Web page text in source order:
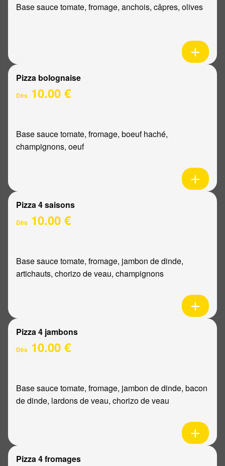
Base sauce tomate, fromage, anchois, câpres, olives
Pizza bolognaise
Dès 10.00 €
Base sauce tomate, fromage, boeuf haché,
champignons, oeuf
Pizza 4 saisons
Dès 10.00 €
Base sauce tomate, fromage, jambon de dinde,
artichauts, chorizo de veau, champignons
Pizza 4 jambons
Dès 10.00 €
Base sauce tomate, fromage, jambon de dinde, bacon
de dinde, lardons de veau, chorizo de veau
Pizza 4 fromages